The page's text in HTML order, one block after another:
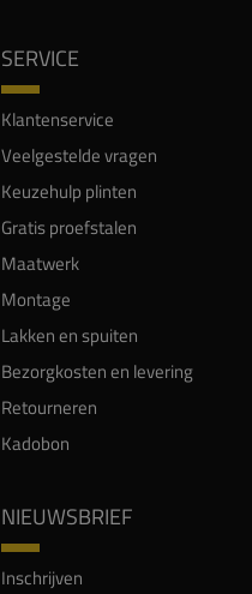
SERVICE
Klantenservice
Veelgestelde vragen
Keuzehulp plinten
Gratis proefstalen
Maatwerk
Montage
Lakken en spuiten
Bezorgkosten en levering
Retourneren
Kadobon
NIEUWSBRIEF
Inschrijven